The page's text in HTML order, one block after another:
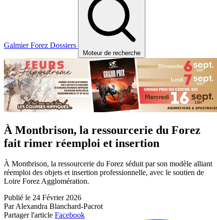
GalmierForez Dossiers
Moteur de recherche
À Montbrison, la ressourcerie du Forez
fait rimer réemploi et insertion
À Montbrison, la ressourcerie du Forez séduit par son modèle alliant
réemploi des objets et insertion professionnelle, avec le soutien de
Loire Forez Agglomération.
Publié le 24 Février 2026
Par Alexandra Blanchard-Pacrot
Partager l'article Facebook